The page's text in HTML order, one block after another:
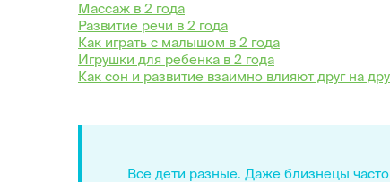
Массаж в 2 года
Развитие речи в 2 года
Как играть с малышом в 2 года
Игрушки для ребенка в 2 года
Как сон и развитие взаимно влияют друг на
Все дети разные. Даже близнецы